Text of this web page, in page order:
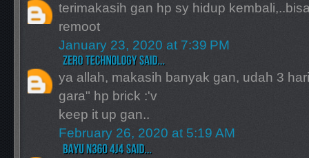
terimakasih gan hp sy hidup
remoot
January 23, 2020 at 7:39 PM
ya allah, makasih banyak gan, udah 3
gara" hp brick :'v
keep it up gan..
February 26, 2020 at 5:19 AM